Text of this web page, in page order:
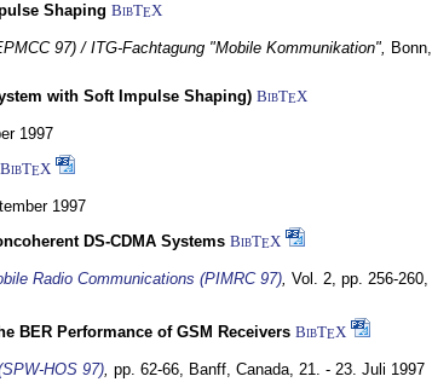
Shaping BibTEX
97) / ITG-Fachtagung "Mobile Kommunikation", Bonn,
with Soft Impulse Shaping) BibTEX
1997
BibTEX
1997
DS-CDMA Systems BibTEX
Radio Communications (PIMRC 97), Vol. 2, pp. 256-260,
BER Performance of GSM Receivers BibTEX
HOS 97), pp. 62-66, Banff, Canada, 21. - 23. Juli 1997